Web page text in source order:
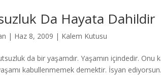
Da Hayata Dahildir
| Haz 8, 2009 | Kalem Kutusu
da bir yaşamdır. Yaşamın içindedir. Onu
kabullenmemek demektir. İsyan